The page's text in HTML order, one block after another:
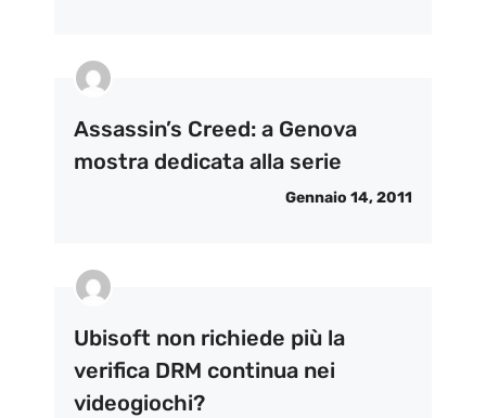
Assassin’s Creed: a Genova
mostra dedicata alla serie
Gennaio 14, 2011
Ubisoft non richiede più la
verifica DRM continua nei
videogiochi?